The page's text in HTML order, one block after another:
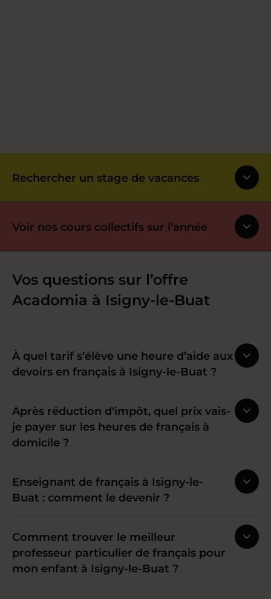
Rechercher un stage de vacances
Voir nos cours collectifs sur l’année
Vos questions sur l’offre
Acadomia à Isigny-le-Buat
À quel tarif s’élève une heure d’aide aux
devoirs en français à Isigny-le-Buat ?
Après réduction d'impôt, quel prix vais-
je payer sur les heures de français à
domicile ?
Enseignant de français à Isigny-le-
Buat : comment le devenir ?
Comment trouver le meilleur
professeur particulier de français pour
mon enfant à Isigny-le-Buat ?